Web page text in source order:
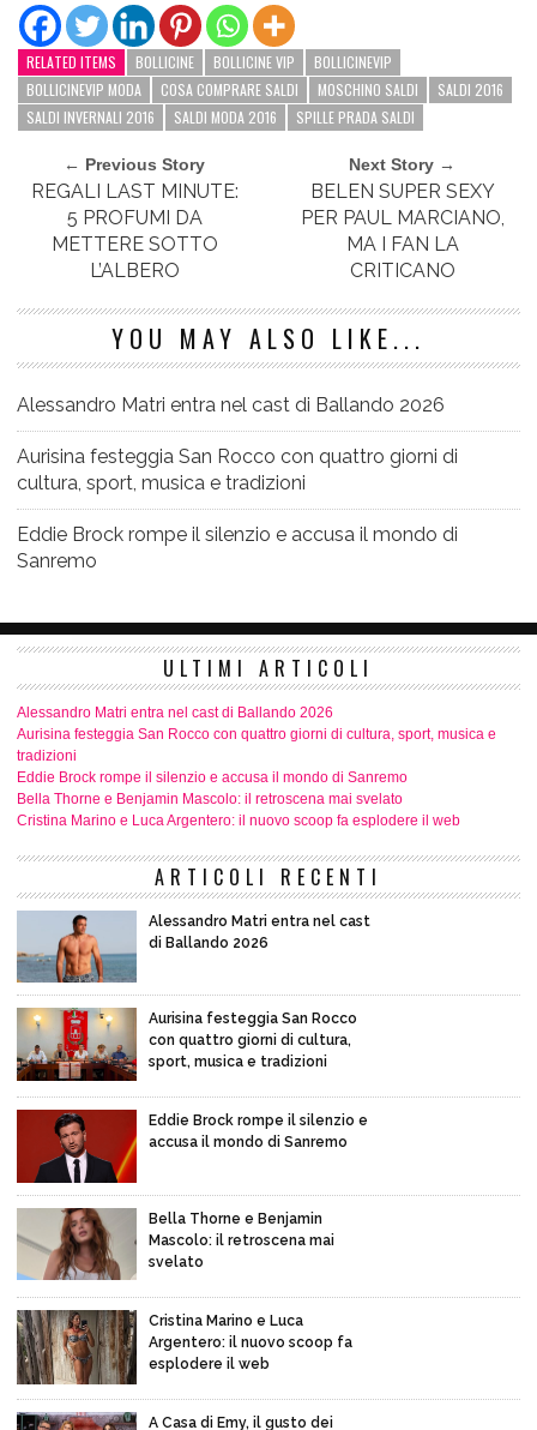
RELATED ITEMS BOLLICINE BOLLICINE VIP
BOLLICINEVIP
BOLLICINEVIP MODA
COSA COMPRARE SALDI MOSCHINO SALDI
SALDI 2016
SALDI INVERNALI 2016
SALDI MODA 2016 SPILLE PRADA SALDI
← Previous Story
REGALI LAST MINUTE:
5 PROFUMI DA
METTERE SOTTO
L’ALBERO
Next Story →
BELEN SUPER SEXY
PER PAUL MARCIANO,
MA I FAN LA
CRITICANO
YOU MAY ALSO LIKE...
Alessandro Matri entra nel cast di Ballando 2026
Aurisina festeggia San Rocco con quattro giorni di
cultura, sport, musica e tradizioni
Eddie Brock rompe il silenzio e accusa il mondo di
Sanremo
ULTIMI ARTICOLI
Alessandro Matri entra nel cast di Ballando 2026
Aurisina festeggia San Rocco con quattro giorni di cultura, sport, musica e
tradizioni
Eddie Brock rompe il silenzio e accusa il mondo di Sanremo
Bella Thorne e Benjamin Mascolo: il retroscena mai svelato
Cristina Marino e Luca Argentero: il nuovo scoop fa esplodere il web
ARTICOLI RECENTI
Alessandro Matri entra nel cast
di Ballando 2026
Aurisina festeggia San Rocco
con quattro giorni di cultura,
sport, musica e tradizioni
Eddie Brock rompe il silenzio e
accusa il mondo di Sanremo
Bella Thorne e Benjamin
Mascolo: il retroscena mai
svelato
Cristina Marino e Luca
Argentero: il nuovo scoop fa
esplodere il web
A Casa di Emy, il gusto dei